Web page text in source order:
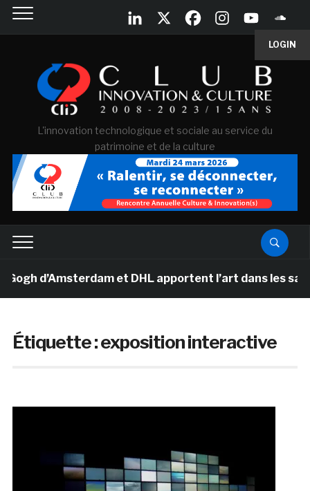
LOGIN
L'innovation technologique et sociale au service du
patrimoine et de la culture
d’Amsterdam et DHL apportent l’art dans les salles
Étiquette :exposition interactive